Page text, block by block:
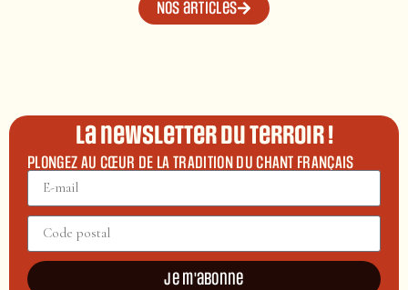
Nos articles
La newsletter du terroir !
PLONGEZ AU CŒUR DE LA TRADITION DU CHANT FRANÇAIS
Je m'abonne